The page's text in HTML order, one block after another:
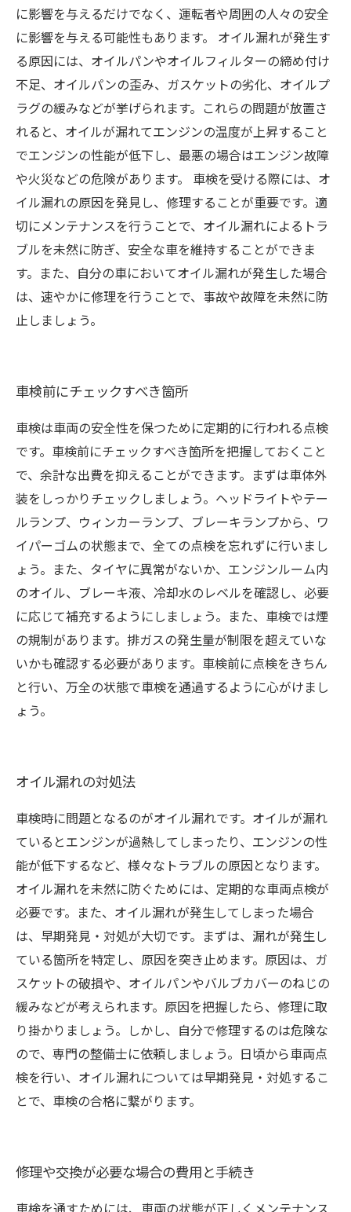
に影響を与えるだけでなく、運転者や周囲の人々の安全
に影響を与える可能性もあります。 オイル漏れが発生す
る原因には、オイルパンやオイルフィルターの締め付け
不足、オイルパンの歪み、ガスケットの劣化、オイルプ
ラグの緩みなどが挙げられます。これらの問題が放置さ
れると、オイルが漏れてエンジンの温度が上昇すること
でエンジンの性能が低下し、最悪の場合はエンジン故障
や火災などの危険があります。 車検を受ける際には、オ
イル漏れの原因を発見し、修理することが重要です。適
切にメンテナンスを行うことで、オイル漏れによるトラ
ブルを未然に防ぎ、安全な車を維持することができま
す。また、自分の車においてオイル漏れが発生した場合
は、速やかに修理を行うことで、事故や故障を未然に防
止しましょう。
車検前にチェックすべき箇所
車検は車両の安全性を保つために定期的に行われる点検
です。車検前にチェックすべき箇所を把握しておくこと
で、余計な出費を抑えることができます。まずは車体外
装をしっかりチェックしましょう。ヘッドライトやテー
ルランプ、ウィンカーランプ、ブレーキランプから、ワ
イパーゴムの状態まで、全ての点検を忘れずに行いまし
ょう。また、タイヤに異常がないか、エンジンルーム内
のオイル、ブレーキ液、冷却水のレベルを確認し、必要
に応じて補充するようにしましょう。また、車検では煙
の規制があります。排ガスの発生量が制限を超えていな
いかも確認する必要があります。車検前に点検をきちん
と行い、万全の状態で車検を通過するように心がけまし
ょう。
オイル漏れの対処法
車検時に問題となるのがオイル漏れです。オイルが漏れ
ているとエンジンが過熱してしまったり、エンジンの性
能が低下するなど、様々なトラブルの原因となります。
オイル漏れを未然に防ぐためには、定期的な車両点検が
必要です。また、オイル漏れが発生してしまった場合
は、早期発見・対処が大切です。まずは、漏れが発生し
ている箇所を特定し、原因を突き止めます。原因は、ガ
スケットの破損や、オイルパンやバルブカバーのねじの
緩みなどが考えられます。原因を把握したら、修理に取
り掛かりましょう。しかし、自分で修理するのは危険な
ので、専門の整備士に依頼しましょう。日頃から車両点
検を行い、オイル漏れについては早期発見・対処するこ
とで、車検の合格に繋がります。
修理や交換が必要な場合の費用と手続き
車検を通すためには、車両の状態が正しくメンテナンス